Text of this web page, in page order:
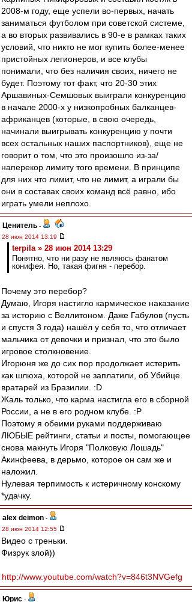
2008-м году, еще успели во-первых, начать
заниматься футболом при советской системе,
а во вторых развивались в 90-е в рамках таких
условий, что никто не мог купить более-менее
пристойных легионеров, и все клубы
понимали, что без наличия своих, ничего не
будет. Поэтому тот факт, что 20-30 этих
Аршавиных-Семшовых выиграли конкуренцию
в начале 2000-х у низкопробных балканцев-
африканцев (которые, в свою очередь,
начинали выигрывать конкуренцию у почти
всех остальных наших паспортников), еще не
говорит о том, что это произошло из-за/
наперекор лимиту того времени. В принципе
для них что лимит, что не лимит, а играли бы
они в составах своих команд всё равно, ибо
играть умели неплохо.
Ценитель -
28 июн 2014 13:19
terpila » 28 июн 2014 13:29
Понятно, что ни разу не являюсь фанатом
конифея. Но, такая фигня - перебор.
Почему это перебор?
Думаю, Игоря настигло кармическое наказание
за историю с Веллитоном. Даже Габулов (пусть
и спустя 3 года) нашёл у себя то, что отличает
мальчика от девочки и признал, что это было
игровое столкновение.
Игорюня же до сих пор продолжает истерить
как шлюха, которой не заплатили, об Убийце
вратарей из Бразилии. :D
Жаль только, что карма настигла его в сборной
России, а не в его родном клубе. :P
Поэтому я обеими руками поддерживаю
ЛЮБЫЕ рейтинги, статьи и посты, помогающее
снова макнуть Игоря "Полковую Лошадь"
Акинфеева, в дерьмо, которое он сам же и
наложил.
Нулевая терпимость к истеричному конскому
*удачку.
alex deimon -
28 июн 2014 12:55
Видео с треньки.
Физрук злой))
http://www.youtube.com/watch?v=846t3NVGefg
Юрис -